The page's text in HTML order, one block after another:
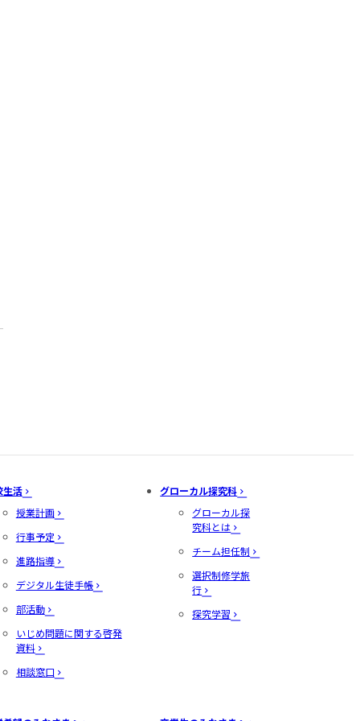
生活
授業計画
行事予定
進路指導
デジタル生徒手帳
部活動
いじめ問題に関する啓発
資料
相談窓口
グローカル探究科
グローカル探
究科とは
チーム担任制
選択制修学旅
行
探究学習